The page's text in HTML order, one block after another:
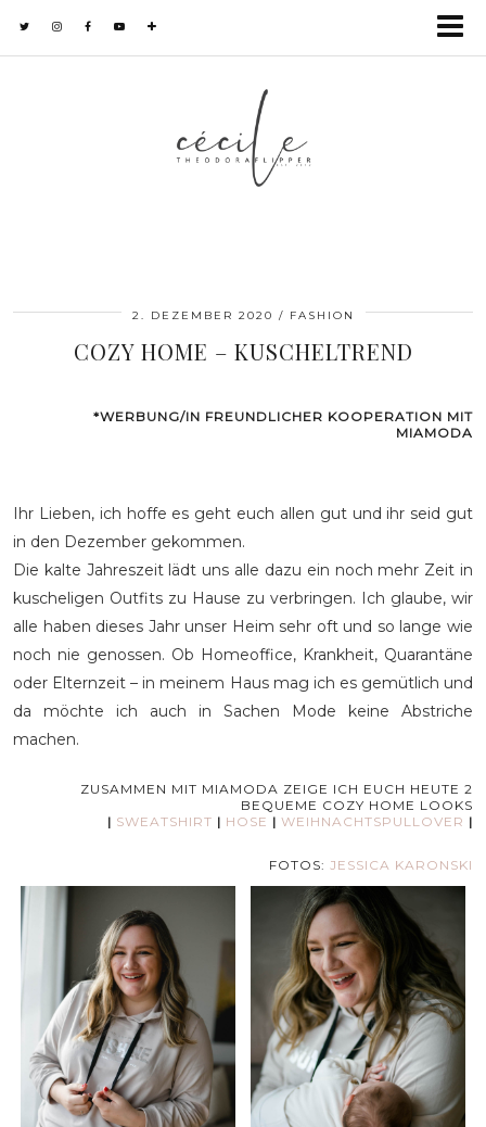
2. DEZEMBER 2020 FASHION
COZY HOME – KUSCHELTREND
*WERBUNG/IN FREUNDLICHER KOOPERATION MIT
MIAMODA
Ihr Lieben, ich hoffe es geht euch allen gut und ihr seid gut
in den Dezember gekommen.
Die kalte Jahreszeit lädt uns alle dazu ein noch mehr Zeit in
kuscheligen Outfits zu Hause zu verbringen. Ich glaube, wir
alle haben dieses Jahr unser Heim sehr oft und so lange wie
noch nie genossen. Ob Homeoffice, Krankheit, Quarantäne
oder Elternzeit – in meinem Haus mag ich es gemütlich und
da möchte ich auch in Sachen Mode keine Abstriche
machen.
ZUSAMMEN MIT MIAMODA ZEIGE ICH EUCH HEUTE 2
BEQUEME COZY HOME LOOKS
| SWEATSHIRT | HOSE | WEIHNACHTSPULLOVER |
FOTOS: JESSICA KARONSKI